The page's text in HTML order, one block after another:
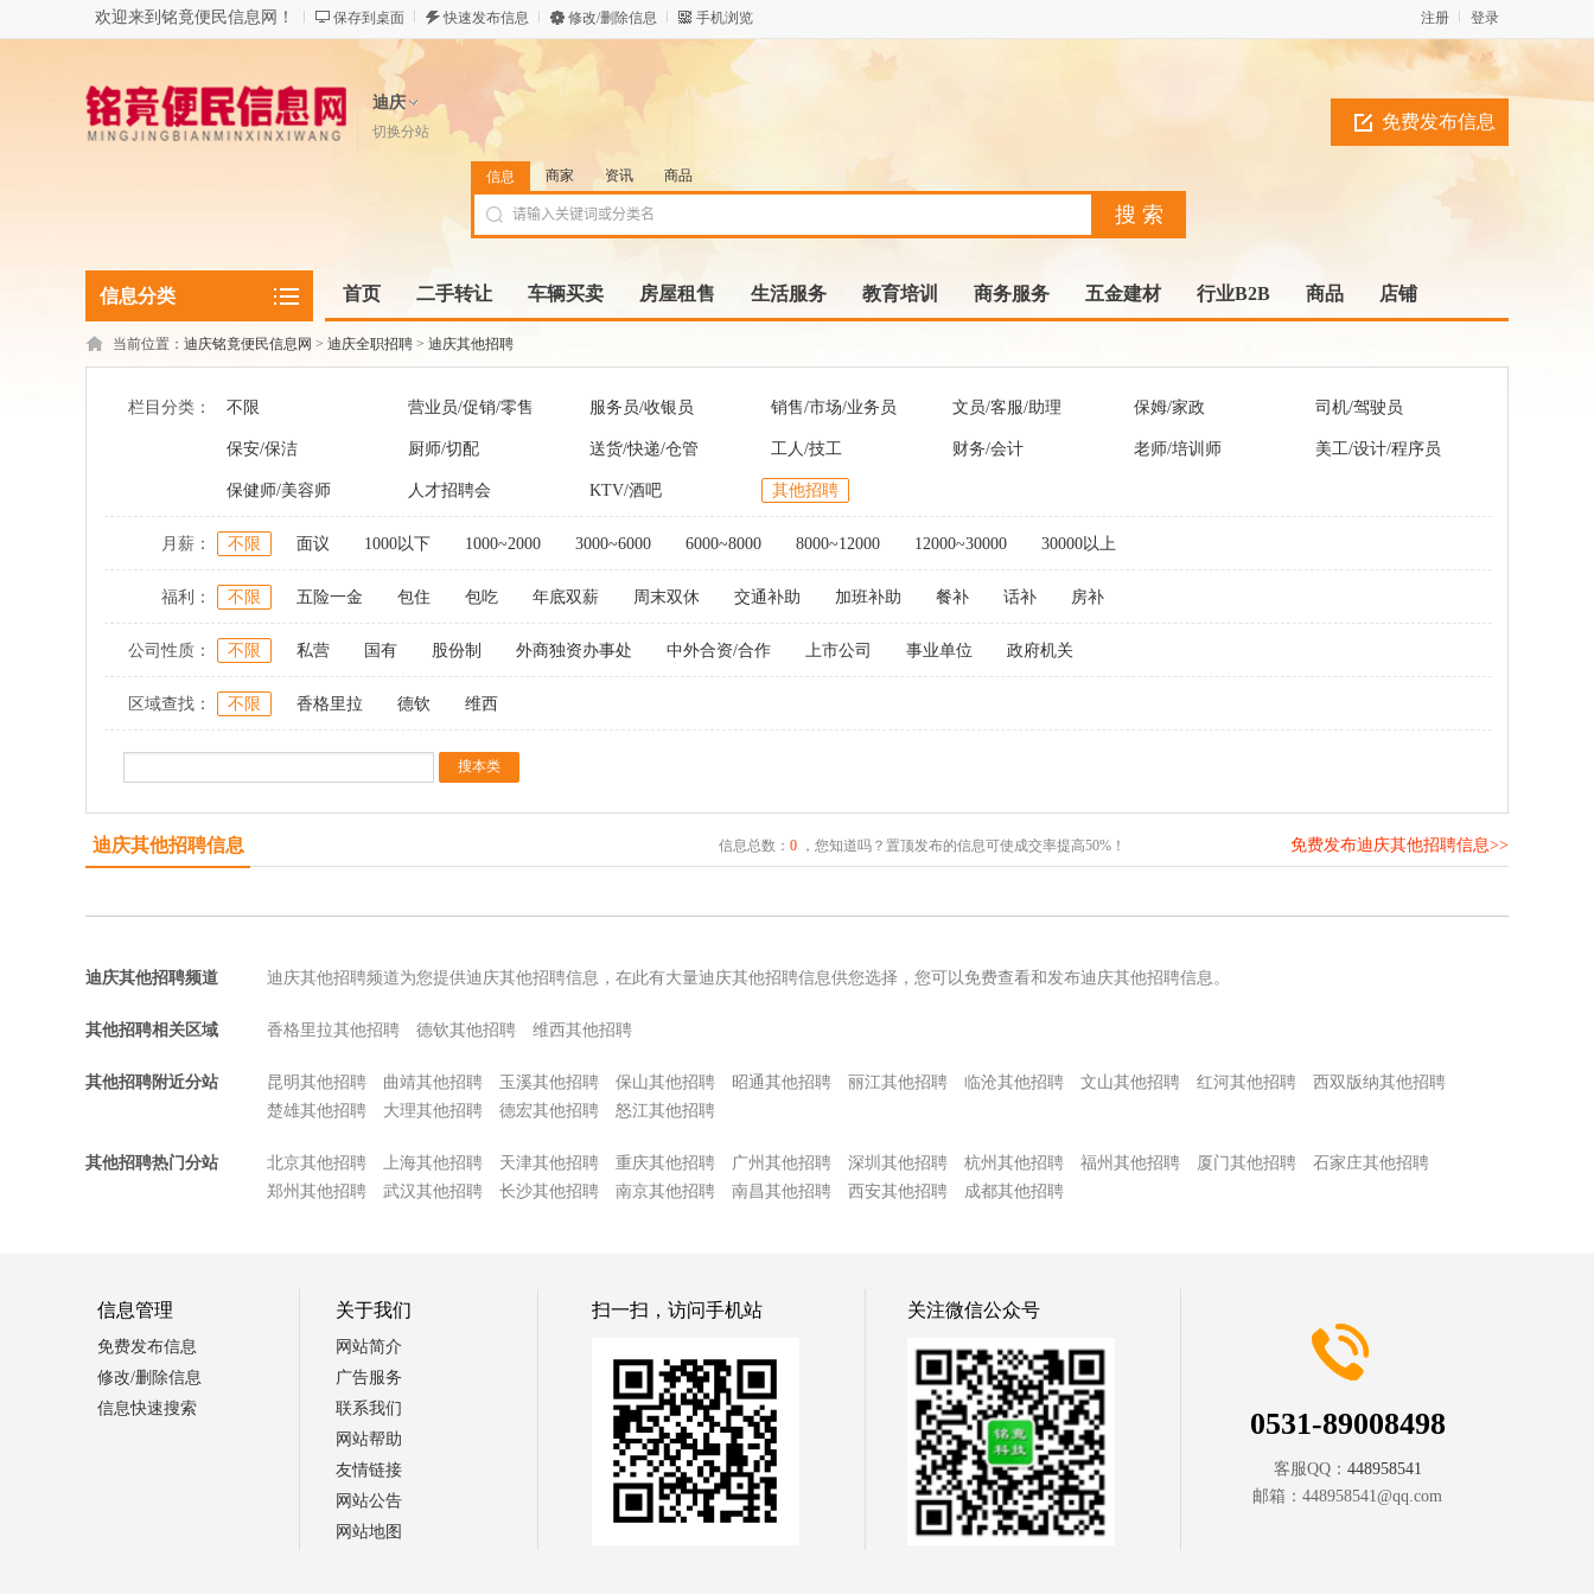
欢迎来到铭竟便民信息网！ 保存到桌面 快速发布信息 修改/删除信息 手机浏览 登录
注册
迪庆
切换分站 免费发布信息
信息 商家 资讯 商品
信息分类 首页 二手转让 车辆买卖 房屋租售 生活服务 教育培训 商务服务 五金建材 行业B2B 商品 店铺
当前位置： 迪庆铭竟便民信息网 > 迪庆全职招聘 > 迪庆其他招聘
栏目分类： 不限 营业员/促销/零售 服务员/收银员 销售/市场/业务员 文员/客服/助理 保姆/家政 司机/驾驶员
保安/保洁 厨师/切配 送货/快递/仓管 工人/技工 财务/会计 老师/培训师 美工/设计/程序员
保健师/美容师 人才招聘会 KTV/酒吧 其他招聘
月薪： 不限 面议 1000以下 1000~2000 3000~6000 6000~8000 8000~12000 12000~30000 30000以上
福利： 不限 五险一金 包住 包吃 年底双薪 周末双休 交通补助 加班补助 餐补 话补 房补
公司性质： 不限 私营 国有 股份制 外商独资办事处 中外合资/合作 上市公司 事业单位 政府机关
区域查找： 不限 香格里拉 德钦 维西
迪庆其他招聘信息 信息总数： 0，您知道吗？置顶发布的信息可使成交率提高50%！ 免费发布迪庆其他招聘信息>>
迪庆其他招聘频道 迪庆其他招聘频道为您提供迪庆其他招聘信息，在此有大量迪庆其他招聘信息供您选择，您可以免费查看和发布迪庆其他招聘信息。
其他招聘相关区域 香格里拉其他招聘 德钦其他招聘 维西其他招聘
其他招聘附近分站 昆明其他招聘 曲靖其他招聘 玉溪其他招聘 保山其他招聘 昭通其他招聘 丽江其他招聘 临沧其他招聘 文山其他招聘 红河其他招聘
西双版纳其他招聘
楚雄其他招聘
大理其他招聘 德宏其他招聘 怒江其他招聘
其他招聘热门分站 北京其他招聘 上海其他招聘 天津其他招聘 重庆其他招聘 广州其他招聘 深圳其他招聘 杭州其他招聘 福州其他招聘 厦门其他招聘
石家庄其他招聘
郑州其他招聘
武汉其他招聘 长沙其他招聘 南京其他招聘 南昌其他招聘 西安其他招聘 成都其他招聘
信息管理
免费发布信息
修改/删除信息
信息快速搜索
关于我们
网站简介
广告服务
联系我们
网站帮助
友情链接
网站公告
网站地图
扫一扫，访问手机站 关注微信公众号
0531-89008498
客服QQ： 448958541
邮箱： 448958541@qq.com